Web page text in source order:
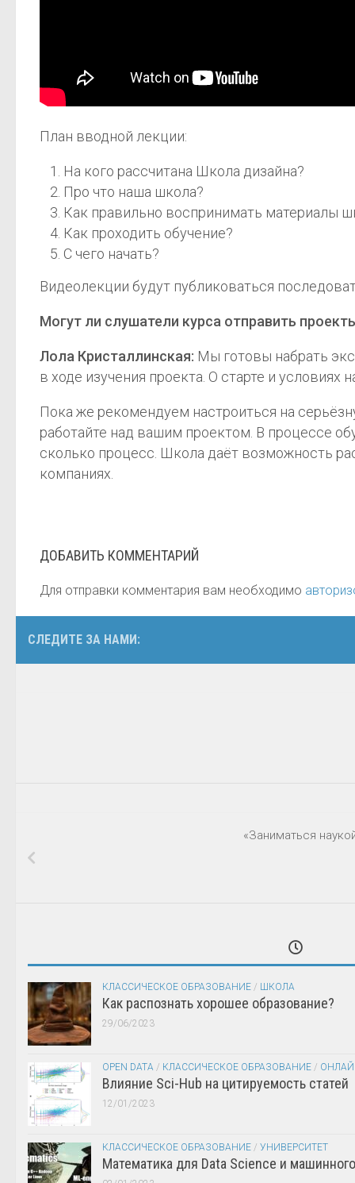
План вводной лекции:
На кого рассчитана Школа дизайна?
Про что наша школа?
Как правильно воспринимать материалы
Как проходить обучение?
С чего начать?
Видеолекции будут публиковаться
Могут ли слушатели курса отправить
Лола Кристаллинская: Мы готовы набрать
в ходе изучения проекта. О старте и
Пока же рекомендуем настроиться на
работайте над вашим проектом. В процессе
сколько процесс. Школа даёт возможность
компаниях.
ДОБАВИТЬ КОММЕНТАРИЙ
Для отправки комментария вам необходимо
СЛЕДИТЕ ЗА НАМИ:
«Заниматься
КЛАССИЧЕСКОЕ ОБРАЗОВАНИЕ / ШКОЛА
Как распознать хорошее образование?
29/06/2023
OPEN DATA / КЛАССИЧЕСКОЕ ОБРАЗОВАНИЕ /
Влияние Sci-Hub на цитируемость статей
12/01/2023
КЛАССИЧЕСКОЕ ОБРАЗОВАНИЕ / УНИВЕРСИТЕТ
Математика для Data Science и